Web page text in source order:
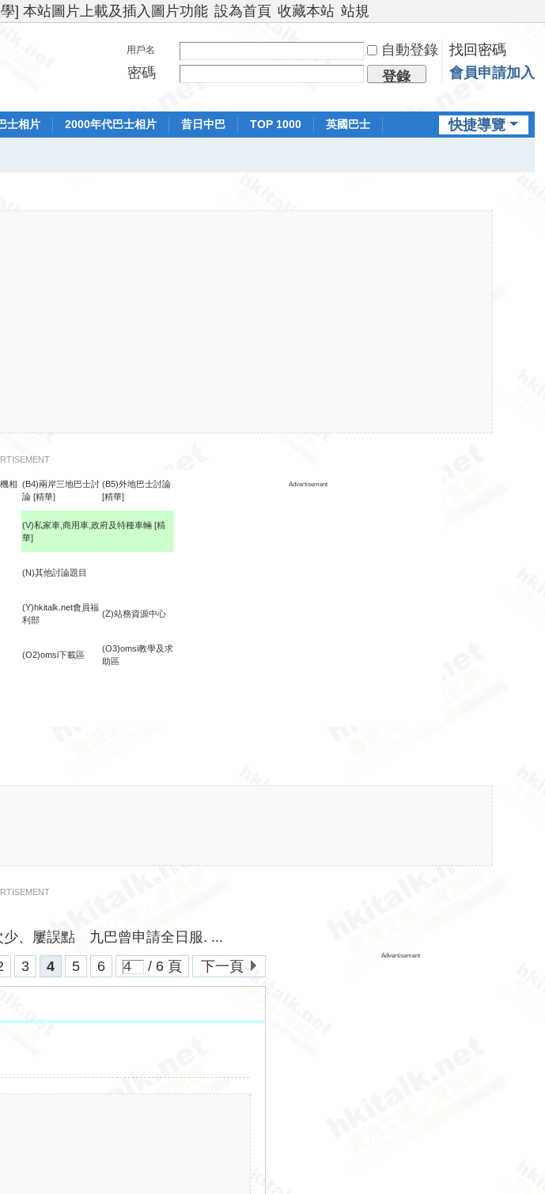
] 本站圖片上載及插入圖片功能 設為首頁 收藏本站 站規
用戶名 自動登錄
找回密碼
密碼
登錄 會員申請加入
快捷導覽
士相片 2000年代巴士相片 昔日中巴 TOP 1000
英國巴士
相 (B4)兩岸三地巴士討
論 [精華]
(B5)外地巴士討論
[精華]
Advertisement
(V)私家車,商用車,政府及特種車輛 [精
華]
(N)其他討論題目
(Y)hkitalk.net會員福
利部
(Z)站務資源中心
(O2)omsi下載區
(O3)omsi教學及求
助區
少、屢誤點 九巴曾申請全日服. ...
3 4 5 6 / 6 頁 下一頁
Advertisement